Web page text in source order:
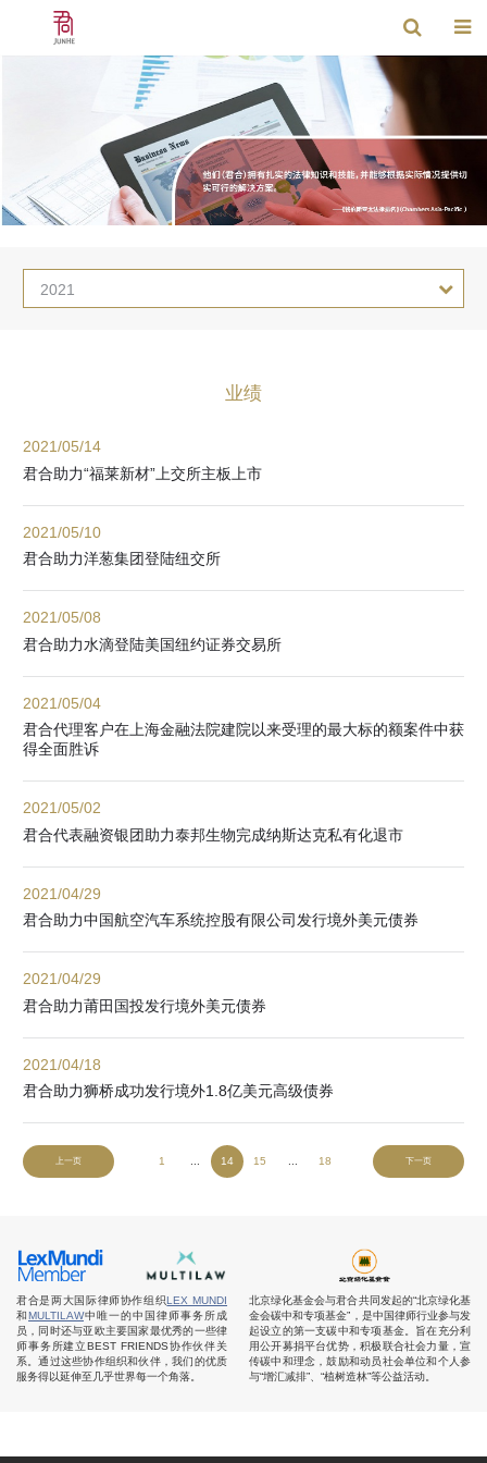
2021
业绩
2021/05/14
君合助力“福莱新材”上交所主板上市
2021/05/10
君合助力洋葱集团登陆纽交所
2021/05/08
君合助力水滴登陆美国纽约证券交易所
2021/05/04
君合代理客户在上海金融法院建院以来受理的最大标的额案件中获
得全面胜诉
2021/05/02
君合代表融资银团助力泰邦生物完成纳斯达克私有化退市
2021/04/29
君合助力中国航空汽车系统控股有限公司发行境外美元债券
2021/04/29
君合助力莆田国投发行境外美元债券
2021/04/18
君合助力狮桥成功发行境外1.8亿美元高级债券
上一页 1 14 15 18 下一页
君合是两大国际律师协作组织LEX MUNDI
和MULTILAW中唯一的中国律师事务所成
员，同时还与亚欧主要国家最优秀的一些律
师事务所建立BEST FRIENDS协作伙伴关
系。通过这些协作组织和伙伴，我们的优质
服务得以延伸至几乎世界每一个角落。
北京绿化基金会与君合共同发起的“北京绿化基
金会碳中和专项基金”，是中国律师行业参与发
起设立的第一支碳中和专项基金。旨在充分利
用公开募捐平台优势，积极联合社会力量，宣
传碳中和理念，鼓励和动员社会单位和个人参
与“增汇减排”、“植树造林”等公益活动。